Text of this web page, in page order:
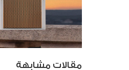
مقالات مشابهة